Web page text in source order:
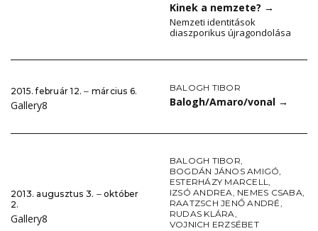
Kinek a nemzete? →
Nemzeti identitások
diaszporikus újragondolása
2015. február 12. ‒ március 6.
Gallery8
BALOGH TIBOR
Balogh/Amaro/vonal →
2013. augusztus 3. ‒ október
2.
Gallery8
BALOGH TIBOR,
BOGDÁN JÁNOS AMIGÓ,
ESTERHÁZY MARCELL,
IZSÓ ANDREA, NEMES CSABA,
RAATZSCH JENŐ ANDRÉ,
RUDAS KLÁRA,
VOJNICH ERZSÉBET